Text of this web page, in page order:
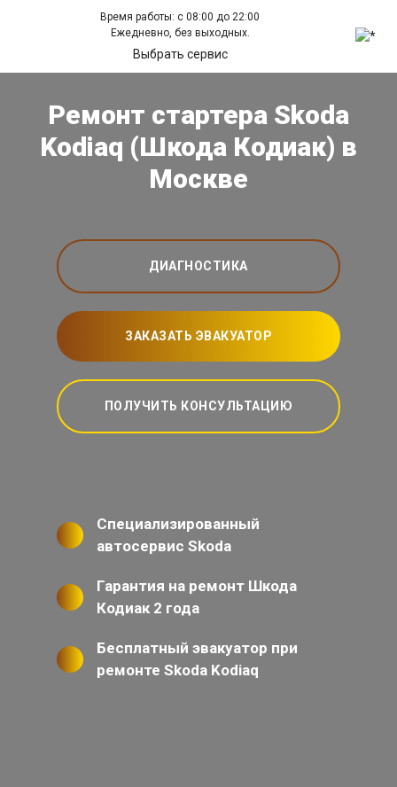
Время работы: с 08:00 до 22:00
Ежедневно, без выходных.
Выбрать сервис
Ремонт стартера Skoda
Kodiaq (Шкода Кодиак) в
Москве
ДИАГНОСТИКА
ЗАКАЗАТЬ ЭВАКУАТОР
ПОЛУЧИТЬ КОНСУЛЬТАЦИЮ
Специализированный
автосервис Skoda
Гарантия на ремонт Шкода
Кодиак 2 года
Бесплатный эвакуатор при
ремонте Skoda Kodiaq